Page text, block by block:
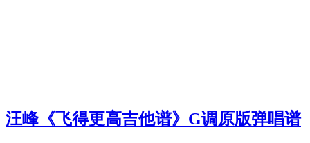
汪峰《飞得更高吉他谱》G调原版弹唱谱